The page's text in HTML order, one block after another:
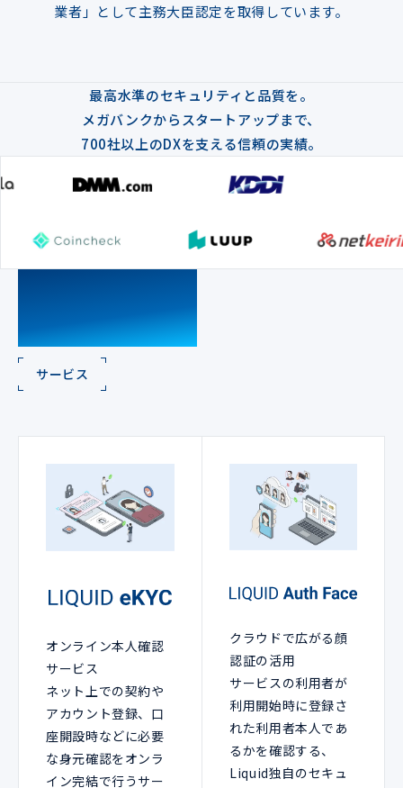
業者」として主務大臣認定を取得しています。
最高水準のセキュリティと品質を。
メガバンクからスタートアップまで、
700社以上のDXを支える信頼の実績。
SERVICE
サービス
オンライン本人確認
サービス
ネット上での契約や
アカウント登録、口
座開設時などに必要
な身元確認をオンラ
イン完結で行うサー
クラウドで広がる顔
認証の活用
サービスの利用者が
利用開始時に登録さ
れた利用者本人であ
るかを確認する、
Liquid独自のセキュ